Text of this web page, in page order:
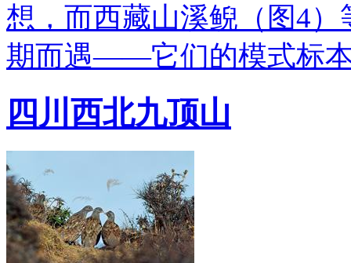
想，而西藏山溪鲵（图4
期而遇——它们的模式标
四川西北九顶山